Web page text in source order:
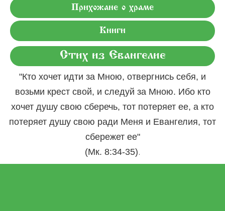
Прихожане о храме
Книги
Стих из Евангелие
"Кто хочет идти за Мною, отвергнись себя, и
возьми крест свой, и следуй за Мною. Ибо кто
хочет душу свою сберечь, тот потеряет ее, а кто
потеряет душу свою ради Меня и Евангелия, тот
сбережет ее"
(Мк. 8:34-35).